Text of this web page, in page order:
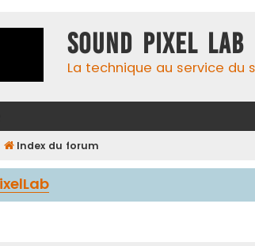
Sound Pixel Lab
La technique au service du
Index du forum